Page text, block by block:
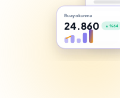
Bu ay okunma
24.860 ▲ %64